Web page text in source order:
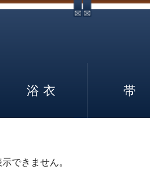
浴衣 帯
できません。